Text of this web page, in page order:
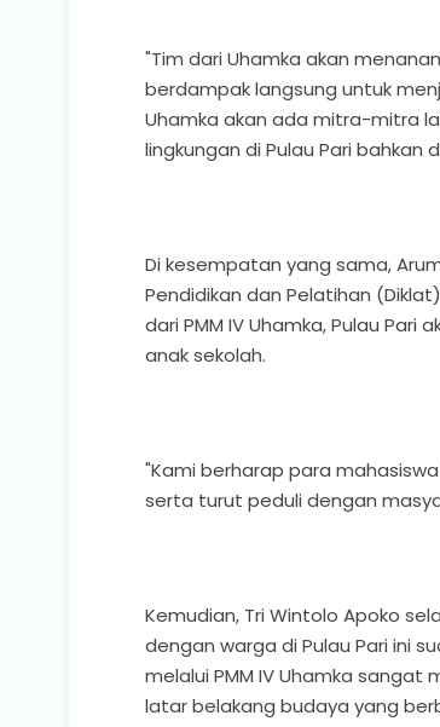
"Tim dari Uhamka akan
berdampak langsung untuk
Uhamka akan ada mitra-mitra
lingkungan di Pulau Pari bahkan
Di kesempatan yang sama,
Pendidikan dan Pelatihan
dari PMM IV Uhamka, Pulau
anak sekolah.
"Kami berharap para
serta turut peduli dengan
Kemudian, Tri Wintolo Apoko
dengan warga di Pulau Pari ini
melalui PMM IV Uhamka
latar belakang budaya yang